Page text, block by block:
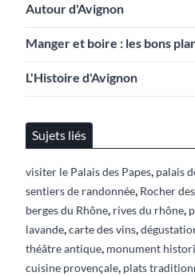
Autour d'Avignon
Manger et boire : les bons
L'Histoire d'Avignon
Sujets liés
visiter le Palais des Papes, palais
sentiers de randonnée, Rocher
berges du Rhône, rives du rhône,
lavande,carte des vins,
théâtre antique, monument
cuisine provençale, plats